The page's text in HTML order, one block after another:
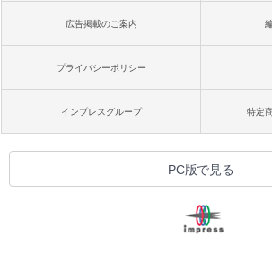
広告掲載のご案内
プライバシーポリシー
インプレスグループ 特定
PC版で見る